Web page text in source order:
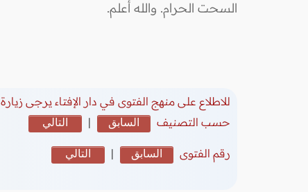
السحت الحرام. والله أعلم.
للاطلاع على منهج الفتوى في دار الإفتاء يرجى زيارة
حسب التصنيف
السابق | التالي
رقم الفتوى السابق | التالي